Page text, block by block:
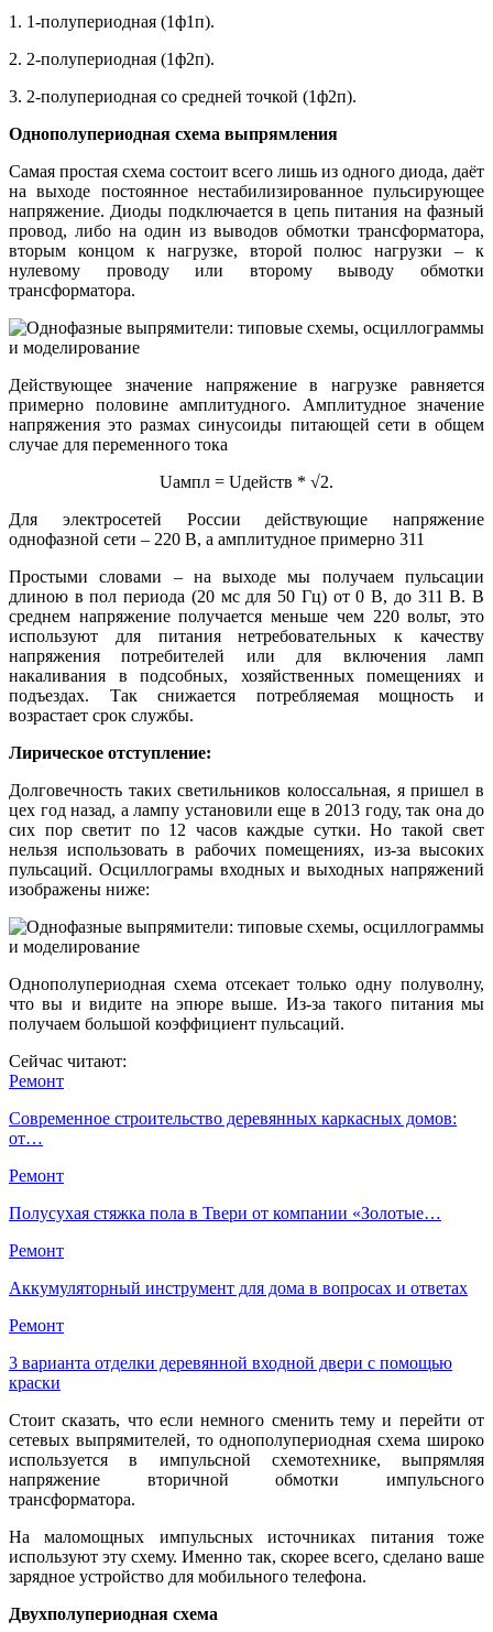
1. 1-полупериодная (1ф1п).
2. 2-полупериодная (1ф2п).
3. 2-полупериодная со средней точкой (1ф2п).
Однополупериодная схема выпрямления
Самая простая схема состоит всего лишь из одного диода, даёт
на выходе постоянное нестабилизированное пульсирующее
напряжение. Диоды подключается в цепь питания на фазный
провод, либо на один из выводов обмотки трансформатора,
вторым концом к нагрузке, второй полюс нагрузки – к
нулевому проводу или второму выводу обмотки
трансформатора.
Действующее значение напряжение в нагрузке равняется
примерно половине амплитудного. Амплитудное значение
напряжения это размах синусоиды питающей сети в общем
случае для переменного тока
Uампл = Uдейств * √2.
Для электросетей России действующие напряжение
однофазной сети – 220 В, а амплитудное примерно 311
Простыми словами – на выходе мы получаем пульсации
длиною в пол периода (20 мс для 50 Гц) от 0 В, до 311 В. В
среднем напряжение получается меньше чем 220 вольт, это
используют для питания нетребовательных к качеству
напряжения потребителей или для включения ламп
накаливания в подсобных, хозяйственных помещениях и
подъездах. Так снижается потребляемая мощность и
возрастает срок службы.
Лирическое отступление:
Долговечность таких светильников колоссальная, я пришел в
цех год назад, а лампу установили еще в 2013 году, так она до
сих пор светит по 12 часов каждые сутки. Но такой свет
нельзя использовать в рабочих помещениях, из-за высоких
пульсаций. Осциллограмы входных и выходных напряжений
изображены ниже:
Однополупериодная схема отсекает только одну полуволну,
что вы и видите на эпюре выше. Из-за такого питания мы
получаем большой коэффициент пульсаций.
Сейчас читают:
Ремонт
Современное строительство деревянных каркасных домов:
от…
Ремонт
Полусухая стяжка пола в Твери от компании «Золотые…
Ремонт
Аккумуляторный инструмент для дома в вопросах и ответах
Ремонт
3 варианта отделки деревянной входной двери с помощью
краски
Стоит сказать, что если немного сменить тему и перейти от
сетевых выпрямителей, то однополупериодная схема широко
используется в импульсной схемотехнике, выпрямляя
напряжение вторичной обмотки импульсного
трансформатора.
На маломощных импульсных источниках питания тоже
используют эту схему. Именно так, скорее всего, сделано ваше
зарядное устройство для мобильного телефона.
Двухполупериодная схема